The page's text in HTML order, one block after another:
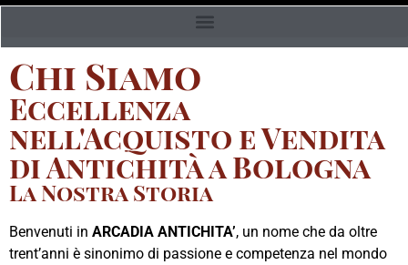
Chi Siamo
Eccellenza
nell'Acquisto e Vendita
di Antichità a Bologna
La Nostra Storia
Benvenuti in ARCADIA ANTICHITA’, un nome che da oltre
trent’anni è sinonimo di passione e competenza nel mondo